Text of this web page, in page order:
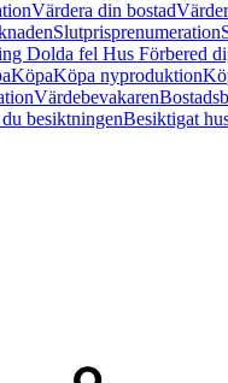
Värdera din bostad
Slutprisprenumeration
Dolda fel Hus Förbered
KöpaKöpa nyproduktion
Värdebevakaren
besiktningenBesiktigat